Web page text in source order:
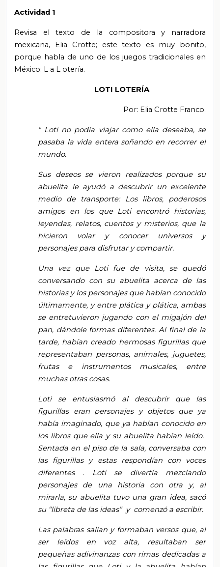
Actividad 1
Revisa eltexto de la compositora y narradora
mexicana, Elia Crotte; este texto es muy bonito,
porque habla de uno de los juegos tradicionales en
México: L a L otería.
LOTI LOTERÍA
Por: Elia Crotte Franco.
“ Loti no podía viajar como ella deseaba, se
pasaba la vida entera soñando en recorrer el
mundo.
Sus deseos se vieron realizados porque su
abuelita le ayudó a descubrir un excelente
medio de transporte: Los libros, poderosos
amigos en los que Loti encontró historias,
leyendas, relatos, cuentos y misterios, que la
hicieron volar y conocer universos y
personajes para disfrutar y compartir.
Una vez que Loti fue de visita, se quedó
conversando con su abuelita acerca de las
historias y los personajes que habían conocido
últimamente, y entre plática y plática, ambas
se entretuvieron jugando con el migajón del
pan, dándole formas diferentes. Al final de la
tarde, habían creado hermosas figurillas que
representaban personas, animales, juguetes,
frutas e instrumentos musicales, entre
muchas otras cosas.
Loti se entusiasmó al descubrir que las
figurillas eran personajes y objetos que ya
había imaginado, que ya habían conocido en
los libros que ella y su abuelita habían leído.
Sentada en el piso de la sala, conversaba con
las figurillas y estas respondían con voces
diferentes . Loti se divertía mezclando
personajes de una historia con otra y, al
mirarla, su abuelita tuvo una gran idea, sacó
su “libreta de las ideas” y comenzó a escribir.
Las palabras salían y formaban versos que, al
ser leídos en voz alta, resultaban ser
pequeñas adivinanzas con rimas dedicadas a